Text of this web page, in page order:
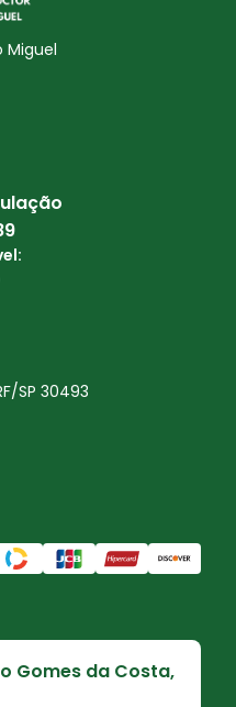
Miguel
SP 30493
Gomes da Costa,